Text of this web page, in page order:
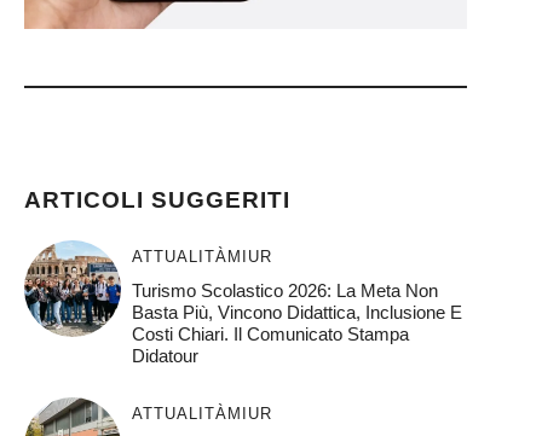
ARTICOLI SUGGERITI
ATTUALITÀ MIUR
Turismo Scolastico 2026: La Meta Non
Basta Più, Vincono Didattica, Inclusione E
Costi Chiari. Il Comunicato Stampa
Didatour
ATTUALITÀ MIUR